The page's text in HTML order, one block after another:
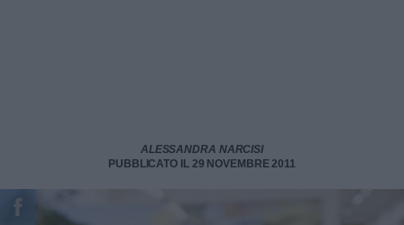
ALESSANDRA NARCISI
PUBBLICATO IL 29 NOVEMBRE 2011